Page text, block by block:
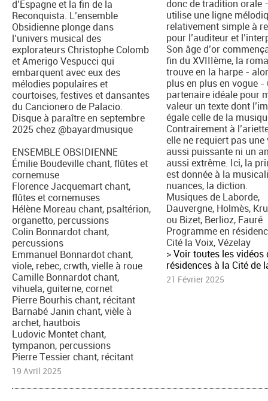
d’Espagne et la fin de la
Reconquista. L’ensemble
Obsidienne plonge dans
l’univers musical des
explorateurs Christophe Colomb
et Amerigo Vespucci qui
embarquent avec eux des
mélodies populaires et
courtoises, festives et dansantes
du Cancionero de Palacio.
Disque à paraître en septembre
2025 chez @bayardmusique
ENSEMBLE OBSIDIENNE
Émilie Boudeville chant, flûtes et
cornemuse
Florence Jacquemart chant,
flûtes et cornemuses
Hélène Moreau chant, psaltérion,
organetto, percussions
Colin Bonnardot chant,
percussions
Emmanuel Bonnardot chant,
viole, rebec, crwth, vielle à roue
Camille Bonnardot chant,
vihuela, guiterne, cornet
Pierre Bourhis chant, récitant
Barnabé Janin chant, vièle à
archet, hautbois
Ludovic Montet chant,
tympanon, percussions
Pierre Tessier chant, récitant
19 Avril 2025
donc de tradition orale
utilise une ligne
relativement simple à
pour l’auditeur et
Son âge d’or
fin du XVIIIème, la
trouve en la harpe -
plus en plus en vogue -
partenaire idéale pour
valeur un texte dont
égale celle de la
Contrairement à
elle ne requiert pas une
aussi puissante ni un
aussi extrême. Ici, la
est donnée à la
nuances, la diction.
Musiques de Laborde,
Dauvergne, Holmès,
ou Bizet, Berlioz, Fauré
Programme en
Cité la Voix, Vézelay
>Voir toutes les vidéos
résidences à la Cité de
21 Février 2025